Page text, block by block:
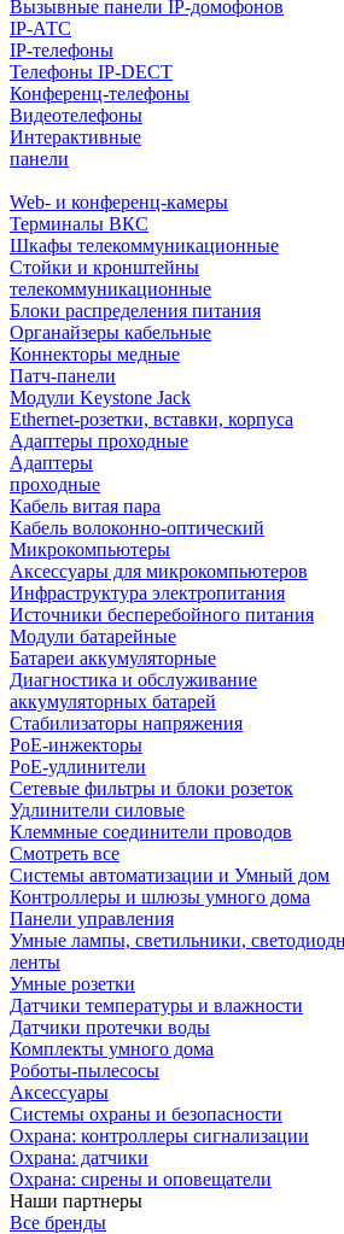
Вызывные панели IP-домофонов
IP-АТС
IP-телефоны
Телефоны IP-DECT
Конференц-телефоны
Видеотелефоны
Интерактивные
панели
Web- и конференц-камеры
Терминалы ВКС
Шкафы телекоммуникационные
Стойки и кронштейны
телекоммуникационные
Блоки распределения питания
Органайзеры кабельные
Коннекторы медные
Патч-панели
Модули Keystone Jack
Ethernet-розетки, вставки, корпуса
Адаптеры проходные
Адаптеры
проходные
Кабель витая пара
Кабель волоконно-оптический
Микрокомпьютеры
Аксессуары для микрокомпьютеров
Инфраструктура электропитания
Источники бесперебойного питания
Модули батарейные
Батареи аккумуляторные
Диагностика и обслуживание
аккумуляторных батарей
Стабилизаторы напряжения
PoE-инжекторы
PoE-удлинители
Сетевые фильтры и блоки розеток
Удлинители силовые
Клеммные соединители проводов
Смотреть все
Системы автоматизации и Умный дом
Контроллеры и шлюзы умного дома
Панели управления
Умные лампы, светильники,
ленты
Умные розетки
Датчики температуры и влажности
Датчики протечки воды
Комплекты умного дома
Роботы-пылесосы
Аксессуары
Системы охраны и безопасности
Охрана: контроллеры сигнализации
Охрана: датчики
Охрана: сирены и оповещатели
Наши партнеры
Все бренды